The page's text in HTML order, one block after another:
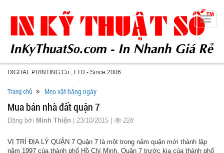
DIGITAL PRINTING Co., LTD - Since 2006
Toggle
Trang chủ Mẹo vặt hằng ngày
Mua bán nhà đất quận 7
Đăng bởi Minh Thiện | 23/10/2015 | 228
VỊ TRÍ ĐỊA LÝ QUẬN 7 Quận 7 là một trong năm quận mới thành lập
năm 1997 của thành phố Hồ Chí Minh. Quận 7 trước kia của thành phố